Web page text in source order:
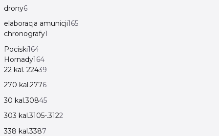
drony6
elaboracja amunicji165
chronografy1
Pociski164
Hornady164
22 kal. 22439
270 kal.2776
30 kal.30845
303 kal.3105-.3122
338 kal.3387